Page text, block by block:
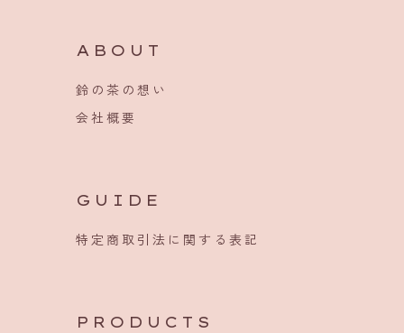
ABOUT
鈴の茶の想い
会社概要
GUIDE
特定商取引法に関する表記
PRODUCTS